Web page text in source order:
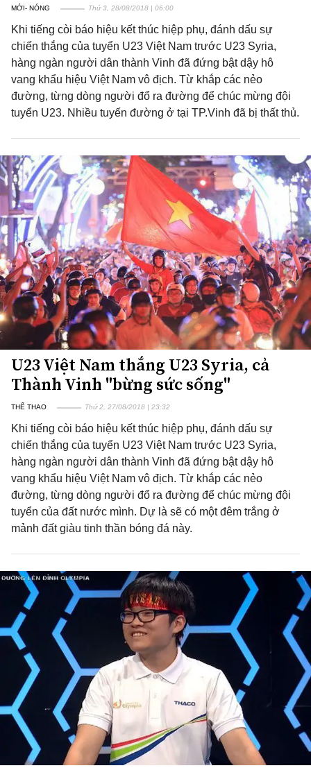
MỚI- NÓNG Thứ 3, 28/08/2018 | 06:00
Khi tiếng còi báo hiệu kết thúc hiệp phụ, đánh dấu sự
chiến thắng của tuyển U23 Việt Nam trước U23 Syria,
hàng ngàn người dân thành Vinh đã đứng bật dậy hô
vang khẩu hiệu Việt Nam vô địch. Từ khắp các nẻo
đường, từng dòng người đổ ra đường để chúc mừng đội
tuyển U23. Nhiều tuyến đường ở tại TP.Vinh đã bị thất thủ.
U23 Việt Nam thắng U23 Syria, cả
Thành Vinh "bừng sức sống"
THỂ THAO Thứ 2, 27/08/2018 | 23:32
Khi tiếng còi báo hiệu kết thúc hiệp phụ, đánh dấu sự
chiến thắng của tuyển U23 Việt Nam trước U23 Syria,
hàng ngàn người dân thành Vinh đã đứng bật dậy hô
vang khẩu hiệu Việt Nam vô địch. Từ khắp các nẻo
đường, từng dòng người đổ ra đường để chúc mừng đội
tuyển của đất nước mình. Dự là sẽ có một đêm trắng ở
mảnh đất giàu tinh thần bóng đá này.